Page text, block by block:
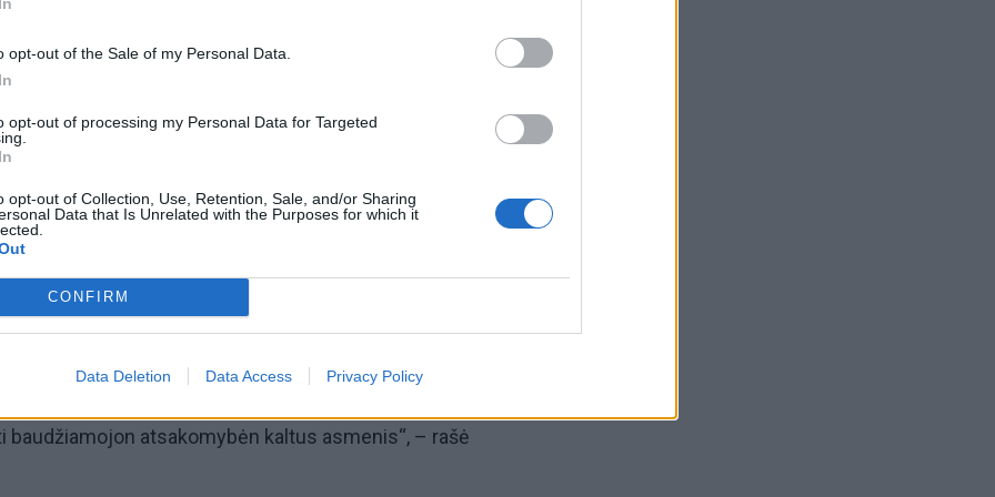
opt-out of the Sale of my Personal Data.
opt-out of processing my Personal Data for Targeted
opt-out of Collection, Use, Retention, Sale, and/or Sharing
Data that Is Unrelated with the Purposes for which it
CONFIRM
Data Deletion Data Access Privacy Policy
socialinio tinklo paskyroje pasidalino įrašu, kuriame
iki 15 metų matoma, kad buvo paskiepyta 13 vaikų“.
paprašiau įvertinti, ištirti, ir, jei buvo padarytas
baudžiamojon atsakomybėn kaltus asmenis“, – rašė